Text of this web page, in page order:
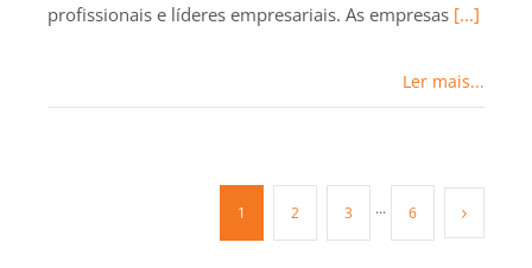
profissionais e líderes empresariais. As empresas [...]
Ler mais...
1 2 3 ··· 6